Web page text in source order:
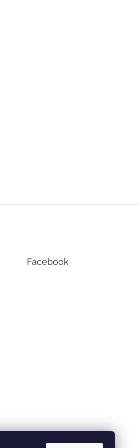
Facebook